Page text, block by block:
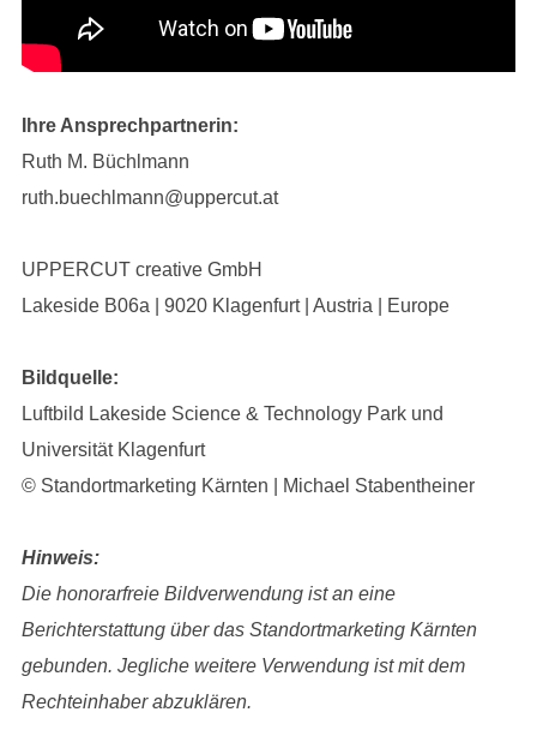
Ihre Ansprechpartnerin:
Ruth M. Büchlmann
ruth.buechlmann@uppercut.at
UPPERCUT creative GmbH
Lakeside B06a | 9020 Klagenfurt | Austria | Europe
Bildquelle:
Luftbild Lakeside Science & Technology Park und
Universität Klagenfurt
© Standortmarketing Kärnten | Michael Stabentheiner
Hinweis:
Die honorarfreie Bildverwendung ist an eine
Berichterstattung über das Standortmarketing Kärnten
gebunden. Jegliche weitere Verwendung ist mit dem
Rechteinhaber abzuklären.